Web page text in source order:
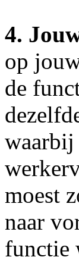
4.
op
de
waarbij
moest
naar
functie